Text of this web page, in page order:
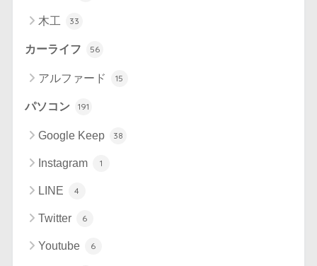
木工 33
カーライフ 56
アルファード 15
パソコン 191
Google Keep 38
Instagram 1
LINE 4
Twitter 6
Youtube 6